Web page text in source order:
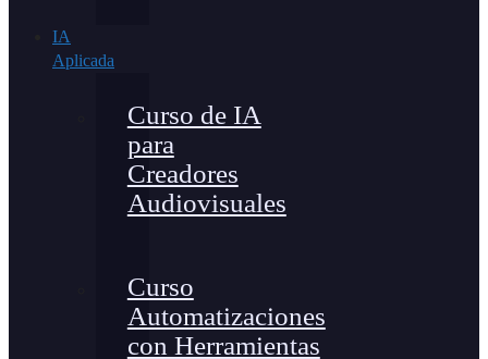
IA
Aplicada
Curso de IA
para
Creadores
Audiovisuales
Curso
Automatizaciones
con Herramientas